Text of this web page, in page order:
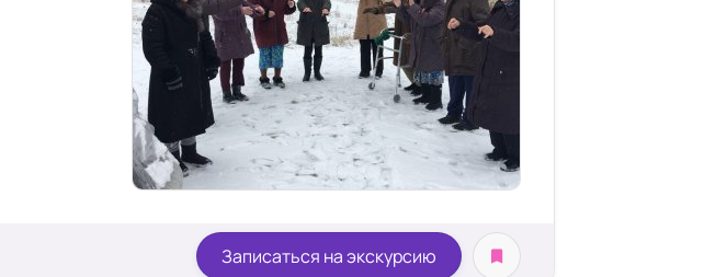
Временное размещение
Записаться на экскурсию